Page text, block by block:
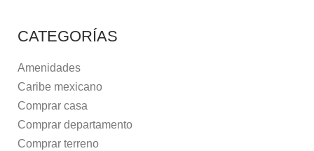
CATEGORÍAS
Amenidades
Caribe mexicano
Comprar casa
Comprar departamento
Comprar terreno